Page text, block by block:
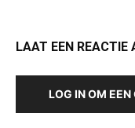
LAAT EEN REACTIE
LOG IN OM